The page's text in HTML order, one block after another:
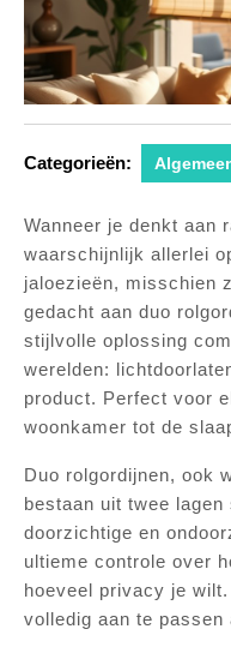
Categorieën:
Wanneer je denkt aan
waarschijnlijk allerlei
jaloezieën, misschien
gedacht aan duo
stijlvolle oplossing
werelden:
product. Perfect voor
woonkamer tot de
Duo rolgordijnen, ook
bestaan uit twee
doorzichtige en
ultieme controle over
hoeveel privacy je
volledig aan te passen